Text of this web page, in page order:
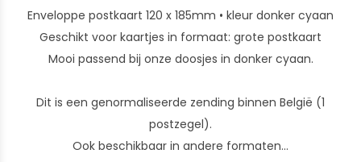
Enveloppe postkaart 120 x 185mm • kleur donker cyaan
Geschikt voor kaartjes in formaat: grote postkaart
Mooi passend bij onze doosjes in donker cyaan.
Dit is een genormaliseerde zending binnen België (1
postzegel).
Ook beschikbaar in andere formaten...